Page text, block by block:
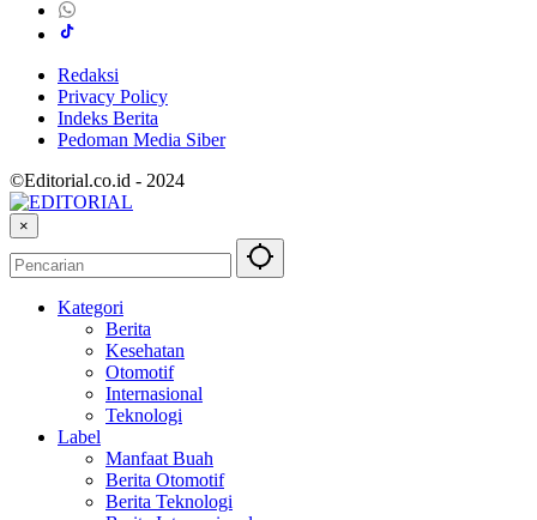
Redaksi
Privacy Policy
Indeks Berita
Pedoman Media Siber
©Editorial.co.id - 2024
×
Kategori
Berita
Kesehatan
Otomotif
Internasional
Teknologi
Label
Manfaat Buah
Berita Otomotif
Berita Teknologi